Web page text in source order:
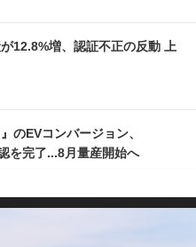
12.8%増、認証不正の反動 上
のEVコンバージョン、
を完了...8月量産開始へ